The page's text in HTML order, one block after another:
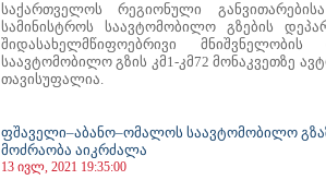
საქართველოს რეგიონული
სამინისტროს საავტომობილო გზების
შიდასახელმწიფოებრივი მნიშვნელობის
საავტომობილო გზის კმ1-კმ72 მონაკვეთზე
თავისუფალია.
ფშაველი–აბანო–ომალოს საავტომობილო
მოძრაობა აიკრძალა
13 ივლ, 2021 19:35:00